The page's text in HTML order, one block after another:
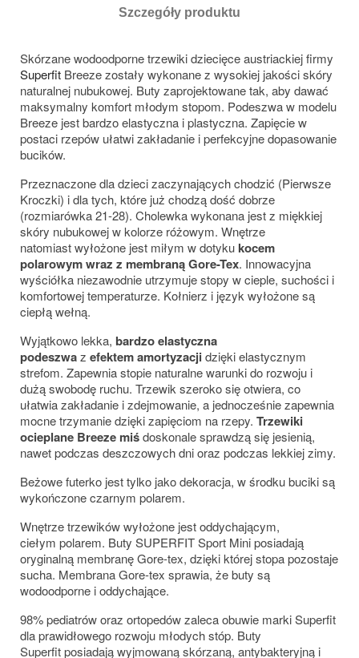
Szczegóły produktu
Skórzane wodoodporne trzewiki dziecięce austriackiej firmy
Superfit Breeze zostały wykonane z wysokiej jakości skóry
naturalnej nubukowej. Buty zaprojektowane tak, aby dawać
maksymalny komfort młodym stopom. Podeszwa w modelu
Breeze jest bardzo elastyczna i plastyczna. Zapięcie w
postaci rzepów ułatwi zakładanie i perfekcyjne dopasowanie
bucików.
Przeznaczone dla dzieci zaczynających chodzić (Pierwsze
Kroczki) i dla tych, które już chodzą dość dobrze
(rozmiarówka 21-28). Cholewka wykonana jest z miękkiej
skóry nubukowej w kolorze różowym. Wnętrze
natomiast wyłożone jest miłym w dotyku kocem
polarowym wraz z membraną Gore-Tex. Innowacyjna
wyściółka niezawodnie utrzymuje stopy w cieple, suchości i
komfortowej temperaturze. Kołnierz i język wyłożone są
ciepłą wełną.
Wyjątkowo lekka, bardzo elastyczna
podeszwaz efektem amortyzacji dzięki elastycznym
strefom. Zapewnia stopie naturalne warunki do rozwoju i
dużą swobodę ruchu. Trzewik szeroko się otwiera, co
ułatwiazakładanie i zdejmowanie, a jednocześnie zapewnia
mocne trzymanie dzięki zapięciom na rzepy. Trzewiki
ocieplane Breeze miśdoskonale sprawdzą się jesienią,
nawet podczas deszczowych dni oraz podczas lekkiej zimy.
Beżowe futerko jest tylko jako dekoracja, w środku buciki są
wykończone czarnym polarem.
Wnętrze trzewików wyłożone jest oddychającym,
ciełym polarem. Buty SUPERFIT Sport Mini posiadają
oryginalną membranę Gore-tex, dzięki której stopa pozostaje
sucha. Membrana Gore-tex sprawia, że buty są
wodoodporne i oddychające.
98% pediatrów oraz ortopedów zaleca obuwie marki Superfit
dla prawidłowego rozwoju młodych stóp. Buty
Superfit posiadają wyjmowaną skórzaną, antybakteryjną i